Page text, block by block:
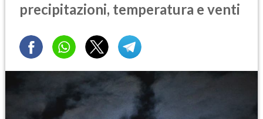
precipitazioni, temperatura e venti